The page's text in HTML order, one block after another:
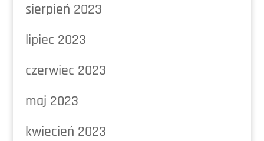
sierpień 2023
lipiec 2023
czerwiec 2023
maj 2023
kwiecień 2023